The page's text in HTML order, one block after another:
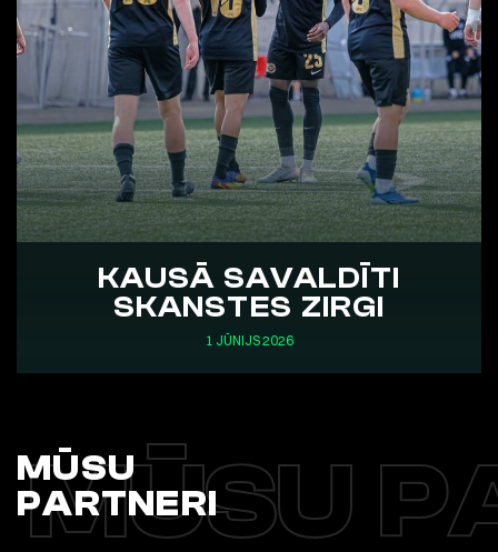
KAUSĀ SAVALDĪTI
SKANSTES ZIRGI
1 JŪNIJS 2026
MŪSU
MŪSU
PARTNERI